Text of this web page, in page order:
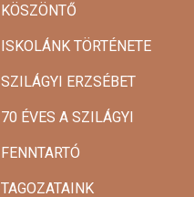
KÖSZÖNTŐ
ISKOLÁNK TÖRTÉNETE
SZILÁGYI ERZSÉBET
70 ÉVES A SZILÁGYI
FENNTARTÓ
TAGOZATAINK